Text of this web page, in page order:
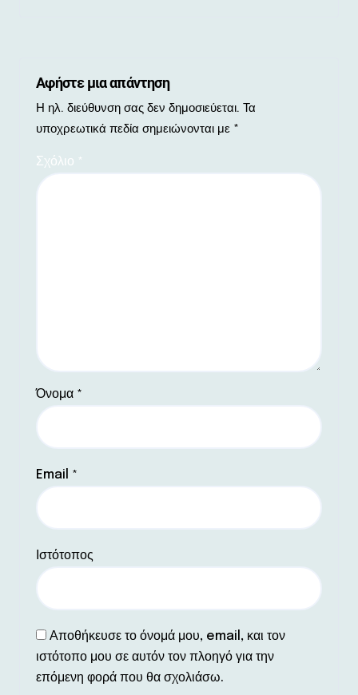
Αφήστε μια απάντηση
Η ηλ. διεύθυνση σας δεν δημοσιεύεται. Τα
υποχρεωτικά πεδία σημειώνονται με *
Σχόλιο *
Όνομα *
Email *
Ιστότοπος
Αποθήκευσε το όνομά μου, email, και τον
ιστότοπο μου σε αυτόν τον πλοηγό για την
επόμενη φορά που θα σχολιάσω.